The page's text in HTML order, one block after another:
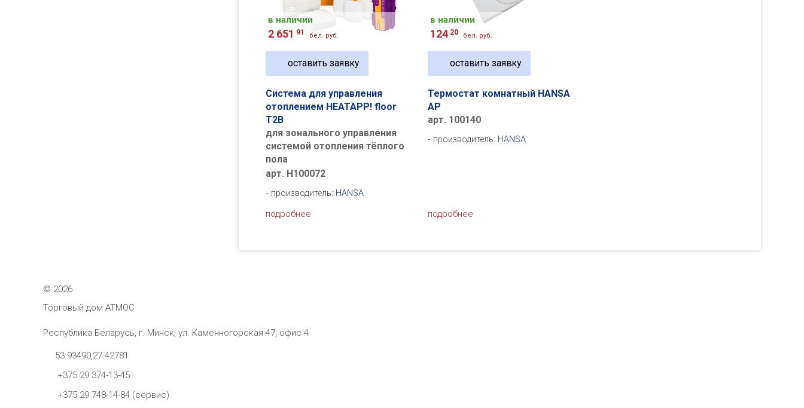
Система для управления
отоплением HEATAPP! floor
T2B
для зонального управления
системой отопления тёплого
пола
арт. H100072
производитель: HANSA
подробнее
в наличии
2 651 91 бел. руб.
оставить заявку
Термостат комнатный HANSA
AP
арт. 100140
производитель: HANSA
подробнее
в наличии
124 20 бел. руб.
оставить заявку
© 2026
Торговый дом АТМОС
Республика Беларусь, г. Минск, ул. Каменногорская 47, офис 4
53.93490,27.42781
+375 29 374-13-45
+375 29 748-14-84 (сервис)